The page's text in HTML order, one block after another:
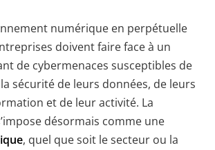
numérique en perpétuelle
doivent faire face à un
de cybermenaces susceptibles de
sécurité de leurs données, de leurs
et de leur activité. La
désormais comme une
, quel que soit le secteur ou la